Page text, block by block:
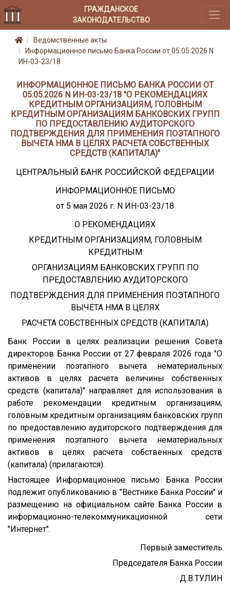
ГРАЖДАНСКОЕ
ЗАКОНОДАТЕЛЬСТВО
Ведомственные акты
Информационное письмо Банка России от 05.05.2026 N
ИН-03-23/18
ИНФОРМАЦИОННОЕ ПИСЬМО БАНКА РОССИИ ОТ
05.05.2026 N ИН-03-23/18 "О РЕКОМЕНДАЦИЯХ
КРЕДИТНЫМ ОРГАНИЗАЦИЯМ, ГОЛОВНЫМ
КРЕДИТНЫМ ОРГАНИЗАЦИЯМ БАНКОВСКИХ ГРУПП
ПО ПРЕДОСТАВЛЕНИЮ АУДИТОРСКОГО
ПОДТВЕРЖДЕНИЯ ДЛЯ ПРИМЕНЕНИЯ ПОЭТАПНОГО
ВЫЧЕТА НМА В ЦЕЛЯХ РАСЧЕТА СОБСТВЕННЫХ
СРЕДСТВ (КАПИТАЛА)"
ЦЕНТРАЛЬНЫЙ БАНК РОССИЙСКОЙ ФЕДЕРАЦИИ
ИНФОРМАЦИОННОЕ ПИСЬМО
от 5 мая 2026 г. N ИН-03-23/18
О РЕКОМЕНДАЦИЯХ
КРЕДИТНЫМ ОРГАНИЗАЦИЯМ, ГОЛОВНЫМ
КРЕДИТНЫМ
ОРГАНИЗАЦИЯМ БАНКОВСКИХ ГРУПП ПО
ПРЕДОСТАВЛЕНИЮ АУДИТОРСКОГО
ПОДТВЕРЖДЕНИЯ ДЛЯ ПРИМЕНЕНИЯ ПОЭТАПНОГО
ВЫЧЕТА НМА В ЦЕЛЯХ
РАСЧЕТА СОБСТВЕННЫХ СРЕДСТВ (КАПИТАЛА)
Банк России в целях реализации решения Совета
директоров Банка России от 27 февраля 2026 года "О
применении поэтапного вычета нематериальных
активов в целях расчета величины собственных
средств (капитала)" направляет для использования в
работе рекомендации кредитным организациям,
головным кредитным организациям банковских групп
по предоставлению аудиторского подтверждения для
применения поэтапного вычета нематериальных
активов в целях расчета собственных средств
(капитала) (прилагаются).
Настоящее Информационное письмо Банка России
подлежит опубликованию в "Вестнике Банка России" и
размещению на официальном сайте Банка России в
информационно-телекоммуникационной сети
"Интернет".
Первый заместитель
Председателя Банка России
Д.В.ТУЛИН